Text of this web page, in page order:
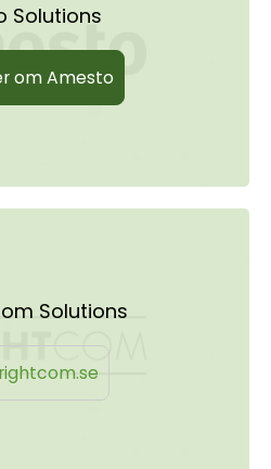
Solutions
om Amesto
Solutions